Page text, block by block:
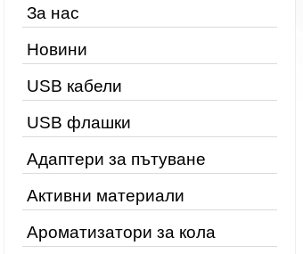
За нас
Новини
USB кабели
USB флашки
Адаптери за пътуване
Активни материали
Ароматизатори за кола